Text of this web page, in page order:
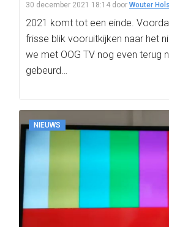
30 december 2021 18:14 door Wouter
2021 komt tot een einde.
frisse blik vooruitkijken naar het
we met OOG TV nog even terug
gebeurd…
NIEUWS